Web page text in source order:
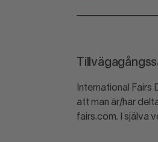
International
att man är/har
fairs.com. I själva